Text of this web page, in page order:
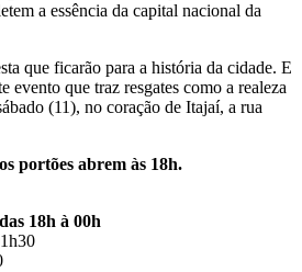
a essência da capital nacional da
que ficarão para a história da cidade. E
evento que traz resgates como a realeza
(11), no coração de Itajaí, a rua
portões abrem às 18h.
18h à 00h